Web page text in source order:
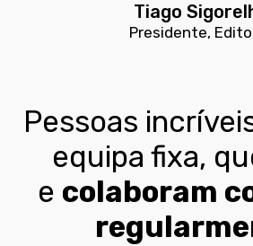
Tiago
Presidente,
Pessoas
equipa fixa,
e colaboram